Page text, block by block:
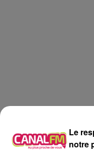
Le
notre